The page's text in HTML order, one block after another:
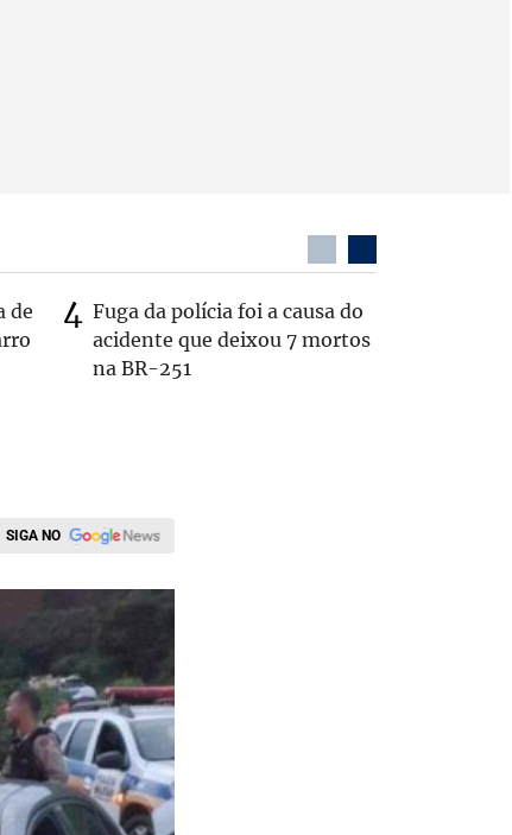
de
Fuga da polícia foi a causa do
acidente que deixou 7 mortos
na BR-251
SIGA NO